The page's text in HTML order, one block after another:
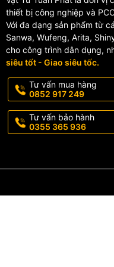
✅Giao hàng nhanh
📞Liên Hệ
TỔNG KHO VẬT TƯ TUẤN
📞 Hotline:0355.365.936
🌐 Website:
thiết bị công nghiệp và
Với đa dạng sản phẩm từ
Sanwa, Wufeng, Arita,
cho công trình dân dụng,
siêu tốt - Giao siêu tốc.
Tư vấn mua hàng
0852 917 249
Tư vấn bảo hành
0355 365 936